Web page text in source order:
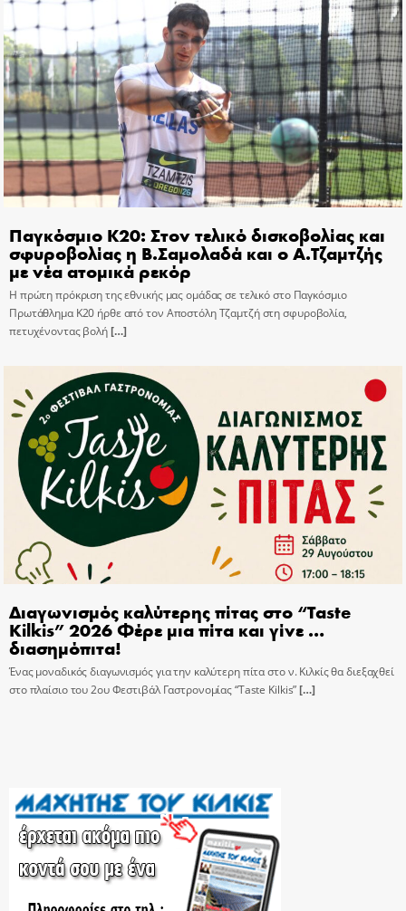
Παγκόσμιο Κ20: Στον τελικό δισκοβολίας και
σφυροβολίας η Β.Σαμολαδά και ο Α.Τζαμτζής
με νέα ατομικά ρεκόρ
Η πρώτη πρόκριση της εθνικής μας ομάδας σε τελικό στο Παγκόσμιο
Πρωτάθλημα Κ20 ήρθε από τον Αποστόλη Τζαμτζή στη σφυροβολία,
πετυχένοντας βολή[…]
Διαγωνισμός καλύτερης πίτας στο “Taste
Kilkis” 2026 Φέρε μια πίτα και γίνε …
διασημόπιτα!
Ένας μοναδικός διαγωνισμός για την καλύτερη πίτα στο ν. Κιλκίς θα διεξαχθεί
στο πλαίσιο του 2ου Φεστιβάλ Γαστρονομίας “Taste Kilkis”[…]